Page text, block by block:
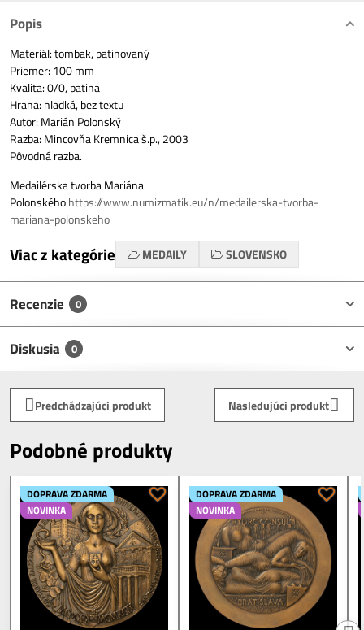
Popis
Materiál: tombak, patinovaný
Priemer: 100 mm
Kvalita: 0/0, patina
Hrana: hladká, bez textu
Autor: Marián Polonský
Razba: Mincovňa Kremnica š.p., 2003
Pôvodná razba.
Medailérska tvorba Mariána
Polonskéhohttps://www.numizmatik.eu/n/medailerska-tvorba-
mariana-polonskeho
Viac z kategórie MEDAILY SLOVENSKO
Recenzie 0
Diskusia 0
Predchádzajúci produkt Nasledujúci produkt
Podobné produkty
DOPRAVA ZDARMA
NOVINKA
DOPRAVA ZDARMA
NOVINKA